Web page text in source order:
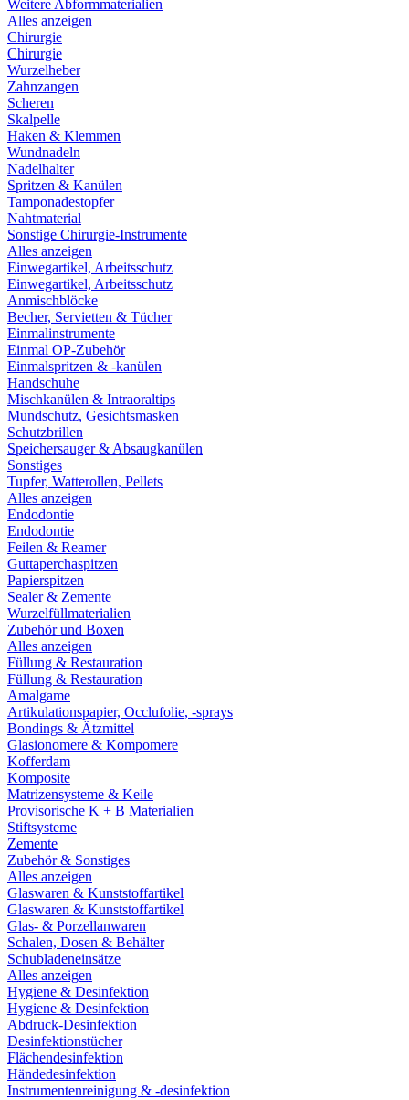
Weitere Abformmaterialien
Alles anzeigen
Chirurgie
Chirurgie
Wurzelheber
Zahnzangen
Scheren
Skalpelle
Haken & Klemmen
Wundnadeln
Nadelhalter
Spritzen & Kanülen
Tamponadestopfer
Nahtmaterial
Sonstige Chirurgie-Instrumente
Alles anzeigen
Einwegartikel, Arbeitsschutz
Einwegartikel, Arbeitsschutz
Anmischblöcke
Becher, Servietten & Tücher
Einmalinstrumente
Einmal OP-Zubehör
Einmalspritzen & -kanülen
Handschuhe
Mischkanülen & Intraoraltips
Mundschutz, Gesichtsmasken
Schutzbrillen
Speichersauger & Absaugkanülen
Sonstiges
Tupfer, Watterollen, Pellets
Alles anzeigen
Endodontie
Endodontie
Feilen & Reamer
Guttaperchaspitzen
Papierspitzen
Sealer & Zemente
Wurzelfüllmaterialien
Zubehör und Boxen
Alles anzeigen
Füllung & Restauration
Füllung & Restauration
Amalgame
Artikulationspapier, Occlufolie, -sprays
Bondings & Ätzmittel
Glasionomere & Kompomere
Kofferdam
Komposite
Matrizensysteme & Keile
Provisorische K + B Materialien
Stiftsysteme
Zemente
Zubehör & Sonstiges
Alles anzeigen
Glaswaren & Kunststoffartikel
Glaswaren & Kunststoffartikel
Glas- & Porzellanwaren
Schalen, Dosen & Behälter
Schubladeneinsätze
Alles anzeigen
Hygiene & Desinfektion
Hygiene & Desinfektion
Abdruck-Desinfektion
Desinfektionstücher
Flächendesinfektion
Händedesinfektion
Instrumentenreinigung & -desinfektion